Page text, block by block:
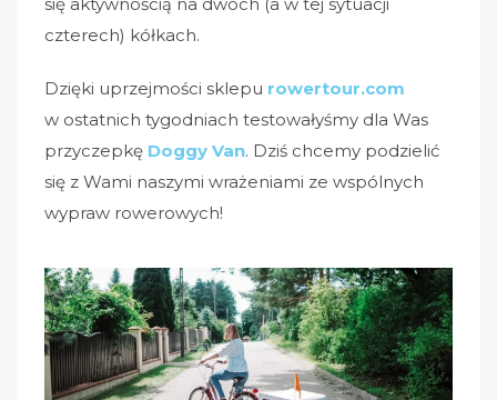
czterech) kółkach.
Dzięki uprzejmości sklepu rowertour.com
w ostatnich tygodniach testowałyśmy dla Was
przyczepkę Doggy Van. Dziś chcemy podzielić
się z Wami naszymi wrażeniami ze wspólnych
wypraw rowerowych!